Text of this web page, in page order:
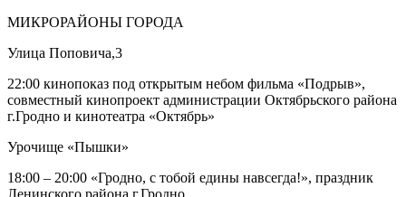
МИКРОРАЙОНЫ ГОРОДА
Улица Поповича,3
22:00 кинопоказ под открытым небом фильма «Подрыв»,
совместный кинопроект администрации Октябрьского района
г.Гродно и кинотеатра «Октябрь»
Урочище «Пышки»
18:00 – 20:00 «Гродно, с тобой едины навсегда!», праздник
Ленинского района г.Гродно